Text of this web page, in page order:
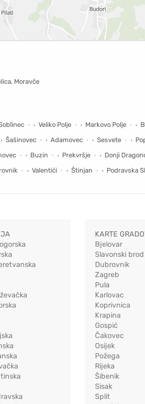
Moravče
Veliko Polje Markovo Polje
Šašinovec Adamovec Sesvete
Buzin Prekvršje Donji
Valentići Štinjan Podravska
KARTE
Bjelovar
Slavonski brod
Dubrovnik
Zagreb
Pula
Karlovac
Koprivnica
Krapina
Gospić
Čakovec
Osijek
Požega
Rijeka
Šibenik
Sisak
Split